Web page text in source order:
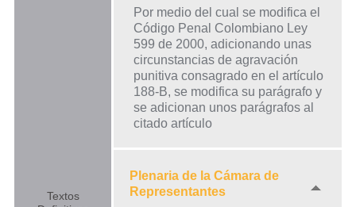
Textos
Por medio del cual se modifica el
Código Penal Colombiano Ley
599 de 2000, adicionando unas
circunstancias de agravación
punitiva consagrado en el artículo
188-B, se modifica su parágrafo y
se adicionan unos parágrafos al
citado artículo
Plenaria de la Cámara de
Representantes